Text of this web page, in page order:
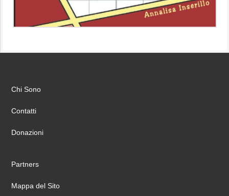
Chi Sono
Contatti
Donazioni
Partners
Mappa del Sito